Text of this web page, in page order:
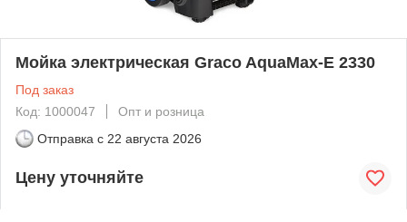
Мойка электрическая Graco AquaMax-E 2330
Под заказ
Код: 1000047
Опт и розница
Отправка с 22 августа 2026
Цену уточняйте